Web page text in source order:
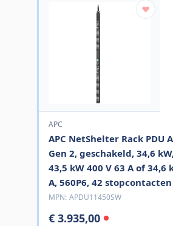
APC
APC NetShelter Rack PDU
Gen 2, geschakeld, 34,6
43,5 kW 400 V 63 A of 34,6
A, 560P6, 42 stopcontacten
MPN: APDU11450SW
€ 3.935,00